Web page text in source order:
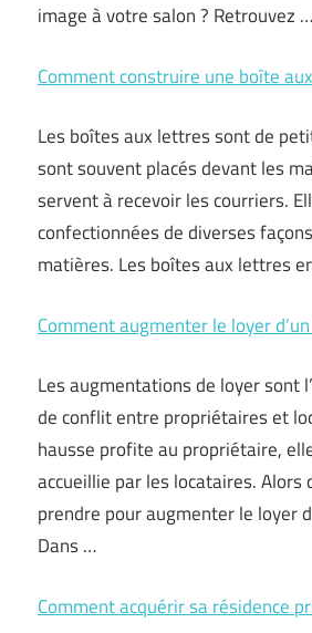
image à votre salon ? Retrouvez …
Comment construire une boîte
Les boîtes aux lettres sont de
sont souvent placés devant les
servent à recevoir les courriers.
confectionnées de diverses
matières. Les boîtes aux lettres
Comment augmenter le loyer
Les augmentations de loyer sont
de conflit entre propriétaires et
hausse profite au propriétaire,
accueillie par les locataires. Alors
prendre pour augmenter le loyer
Dans …
Comment acquérir sa résidence